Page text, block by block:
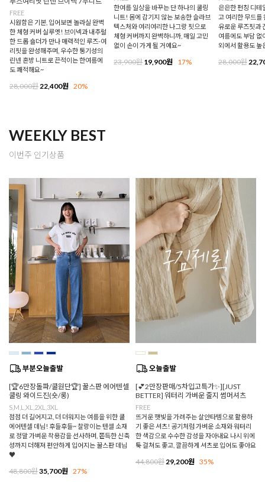
FREE
시원함은 기본, 입어보면 놀라실 완벽
한 체형 커버 실루엣! 브이넥과 내추럴
한 드롭 숄더가 만나 매력적인 루즈-여
리핏을 완성해주며, 우수한 통기성의
린넨 혼방 니트로 끈적이는 한여름에
도 쾌적해요~
28,000원22,400원 20%
한여름 일상을 바꾸는 단 하나의 쿨링
니트! 몸에 감기지 않는 보송한 슬라브
텍스처와 여리여리한 나그랑 핏으로
체형 커버까지 완벽하니까, 매일 고민
없이 손이 가게 될 거예요~
23,900원19,900원 17%
은은한 펀칭 디테
고 여리한 무드를
유로운 루즈핏과
여름에도 부담 없
외에서 활용도 높
28,000원
WEEKLY BEST
이번주 인기상품
[🏆6만장돌파/쿨원단🏆] 꿀스판 에어텐셀
쿨링 와이드진(숏/롱)
S,M,L,XL,2XL,3XL
점점 더 길어지고, 더 더워지는 여름을 위한 쿨
에어텐셀 데님! 후들후들~ 찰랑이는 텐셀 소재
로 정말 가벼운 착용감을 선사하며, 쫀득한 신축
성까지 더해져 편안하게 입어지는 꿀스판 데님
♥
48,800원35,700원 27%
[💕2만장판매/5차입고특가✨][JUST
BETTER] 워터리 가벼운 줄지 썸머셔츠
FREE
뜨거운 햇빛을 가려주는 살안타템으로 활용하
기 좋은 셔츠! 공기처럼 가벼운 소재와 워터리
한 색감으로 수수한 감성을 자아내요 나시 위에
툭 걸쳐도 좋고, 깔끔하게 셔츠로 입어도 좋아요
44,800원29,200원 35%